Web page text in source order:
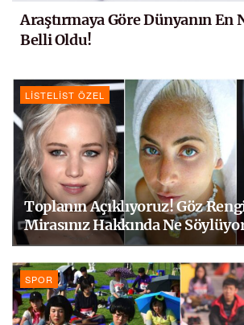
Araştırmaya Göre Dünyanın En
Belli Oldu!
LISTELIST ÖZEL
Toplanın Açıklıyoruz! Göz
Mirasınız Hakkında Ne
SPOR